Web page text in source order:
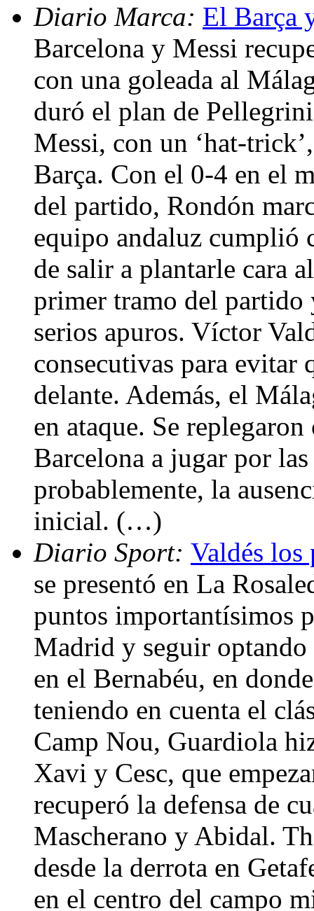
Diario Marca: El Barça
Barcelona y Messi
con una goleada al
duró el plan de
Messi, con un ‘hat-
Barça. Con el 0-4 en el
del partido, Rondón
equipo andaluz cumplió
de salir a plantarle cara
primer tramo del partido
serios apuros. Víctor
consecutivas para evitar
delante. Además, el
en ataque. Se
Barcelona a jugar por
probablemente, la
inicial. (…)
Diario Sport: Valdés los
se presentó en La
puntos importantísimos
Madrid y seguir
en el Bernabéu, en
teniendo en cuenta el
Camp Nou, Guardiola
Xavi y Cesc, que
recuperó la defensa de
Mascherano y Abidal.
desde la derrota en
en el centro del campo